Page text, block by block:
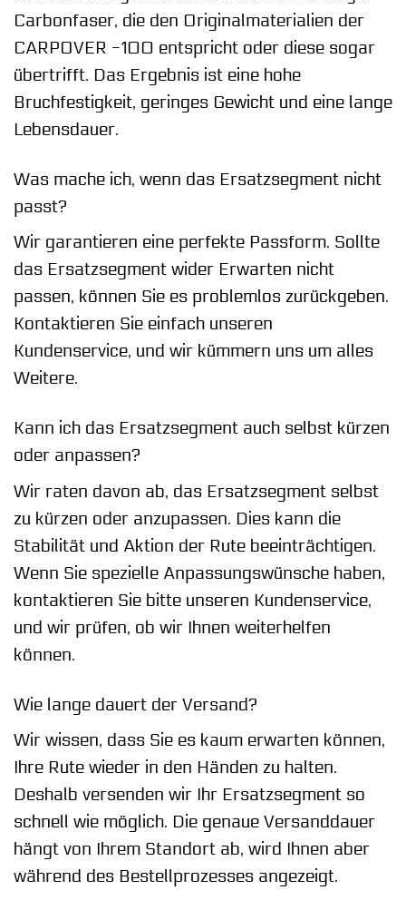
Carbonfaser, die den Originalmaterialien der
CARPOVER -100 entspricht oder diese sogar
übertrifft. Das Ergebnis ist eine hohe
Bruchfestigkeit, geringes Gewicht und eine lange
Lebensdauer.
Was mache ich, wenn das Ersatzsegment nicht
passt?
Wir garantieren eine perfekte Passform. Sollte
das Ersatzsegment wider Erwarten nicht
passen, können Sie es problemlos zurückgeben.
Kontaktieren Sie einfach unseren
Kundenservice, und wir kümmern uns um alles
Weitere.
Kann ich das Ersatzsegment auch selbst kürzen
oder anpassen?
Wir raten davon ab, das Ersatzsegment selbst
zu kürzen oder anzupassen. Dies kann die
Stabilität und Aktion der Rute beeinträchtigen.
Wenn Sie spezielle Anpassungswünsche haben,
kontaktieren Sie bitte unseren Kundenservice,
und wir prüfen, ob wir Ihnen weiterhelfen
können.
Wie lange dauert der Versand?
Wir wissen, dass Sie es kaum erwarten können,
Ihre Rute wieder in den Händen zu halten.
Deshalb versenden wir Ihr Ersatzsegment so
schnell wie möglich. Die genaue Versanddauer
hängt von Ihrem Standort ab, wird Ihnen aber
während des Bestellprozesses angezeigt.